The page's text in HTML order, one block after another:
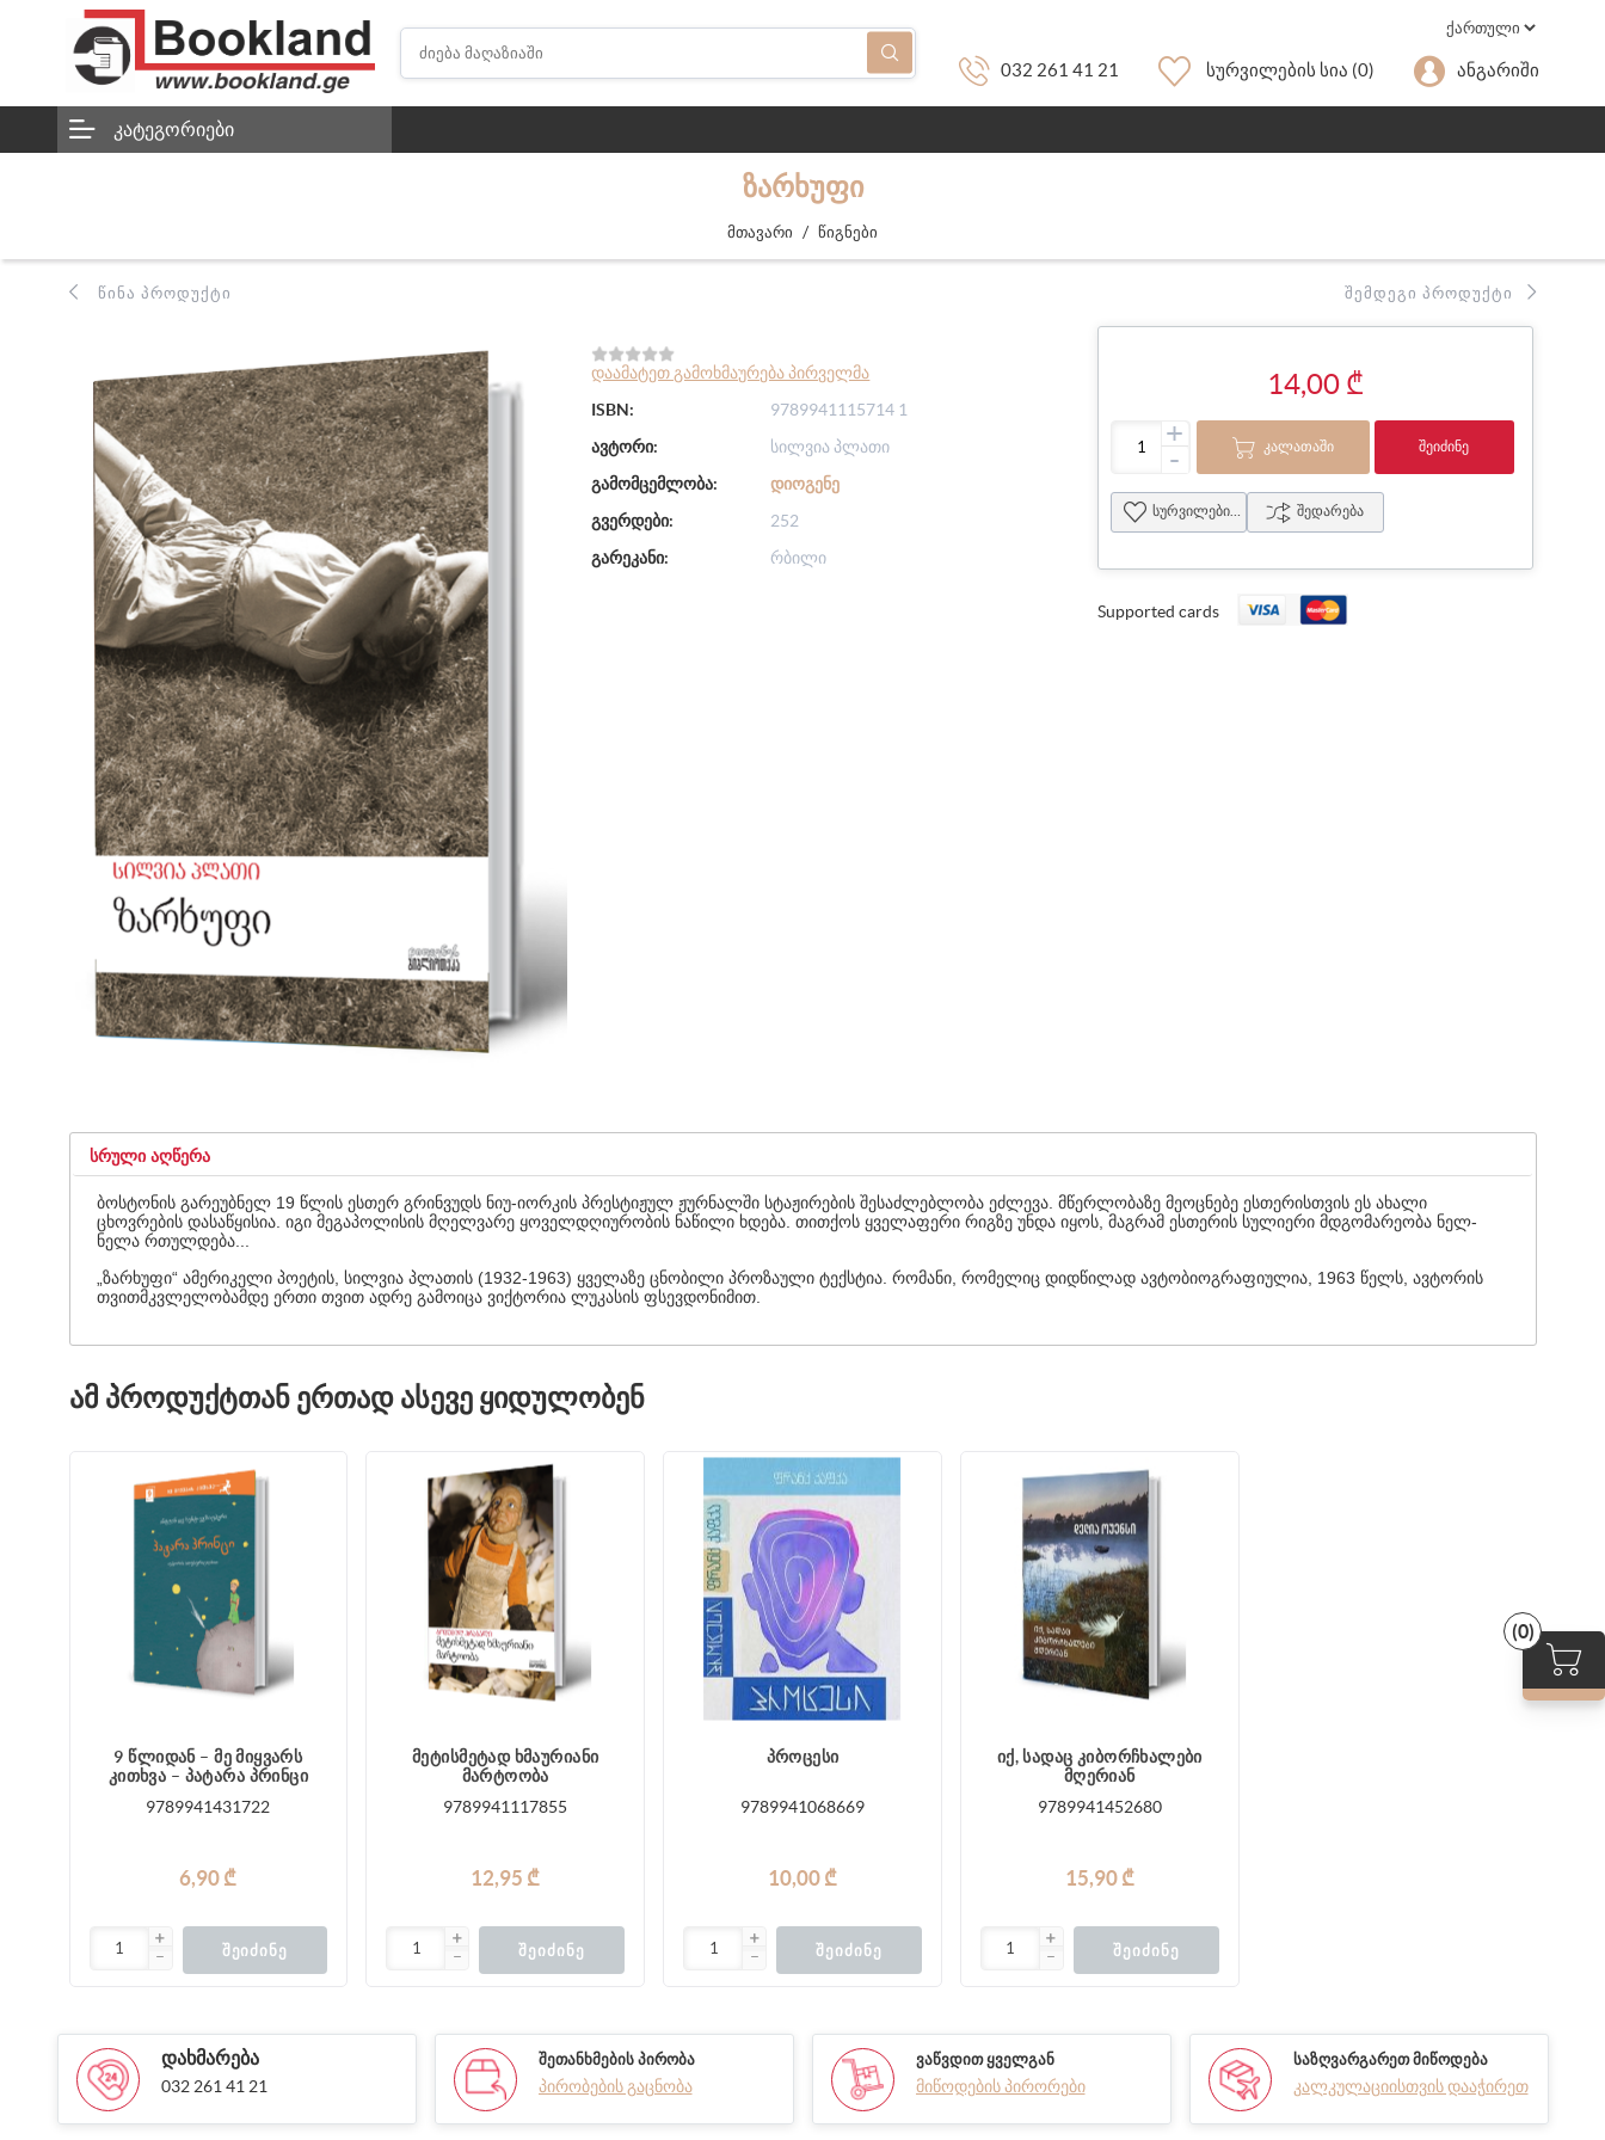
032 261 41 21 Სურვილების Სია (0) Ანგარიში
(0)
ᲙᲐᲢᲔᲒᲝᲠᲘᲔᲑᲘ
ᲖᲐᲠᲮᲣᲤᲘ
მთავარი / წიგნები
ᲬᲘᲜᲐ ᲞᲠᲝᲓᲣᲥᲢᲘ ᲨᲔᲛᲓᲔᲒᲘ ᲞᲠᲝᲓᲣᲥᲢᲘ
დაამატეთ გამოხმაურება პირველმა
ISBN:
9789941115714 1
ავტორი:
სილვია პლათი
გამომცემლობა:
ᲓᲘᲝᲒᲔᲜᲔ
გვერდები:
252
გარეკანი:
რბილი
14,00 ₾
+
- ᲙᲐᲚᲐᲗᲐᲨᲘ ᲨᲔᲘᲫᲘᲜᲔ
სურვილების სია შედარება
Supported cards
ᲡᲠᲣᲚᲘ ᲐᲦᲬᲔᲠᲐ
ბოსტონის გარეუბნელ 19 წლის ესთერ გრინვუდს ნიუ-იორკის პრესტიჟულ ჟურნალში სტაჟირების შესაძლებლობა ეძლევა. მწერლობაზე მეოცნებე ესთერისთვის ეს ახალი
ცხოვრების დასაწყისია. იგი მეგაპოლისის მღელვარე ყოველდღიურობის ნაწილი ხდება. თითქოს ყველაფერი რიგზე უნდა იყოს, მაგრამ ესთერის სულიერი მდგომარეობა ნელ-
ნელა რთულდება...
„ზარხუფი“ ამერიკელი პოეტის, სილვია პლათის (1932-1963) ყველაზე ცნობილი პროზაული ტექსტია. რომანი, რომელიც დიდწილად ავტობიოგრაფიულია, 1963 წელს, ავტორის
თვითმკვლელობამდე ერთი თვით ადრე გამოიცა ვიქტორია ლუკასის ფსევდონიმით.
ᲐᲛ ᲞᲠᲝᲓᲣᲥᲢᲗᲐᲜ ᲔᲠᲗᲐᲓ ᲐᲡᲔᲕᲔ ᲧᲘᲓᲣᲚᲝᲑᲔᲜ
9 წლიდან – მე მიყვარს
კითხვა – პატარა პრინცი
9789941431722
6,90 ₾
ᲨᲔᲘᲫᲘᲜᲔ
მეტისმეტად ხმაურიანი
მარტოობა
9789941117855
12,95 ₾
ᲨᲔᲘᲫᲘᲜᲔ
პროცესი
9789941068669
10,00 ₾
ᲨᲔᲘᲫᲘᲜᲔ
იქ, სადაც კიბორჩხალები
მღერიან
9789941452680
15,90 ₾
ᲨᲔᲘᲫᲘᲜᲔ
ᲓᲐᲮᲛᲐᲠᲔᲑᲐ
032 261 41 21
ᲨᲔᲗᲐᲜᲮᲛᲔᲑᲘᲡ ᲞᲘᲠᲝᲑᲐ
პირობების გაცნობა
ᲕᲐᲬᲕᲓᲘᲗ ᲧᲕᲔᲚᲒᲐᲜ
მიწოდების პირორები
ᲡᲐᲖᲦᲕᲐᲠᲒᲐᲠᲔᲗ ᲛᲘᲬᲝᲓᲔᲑᲐ
კალკულაციისთვის დააჭირეთ